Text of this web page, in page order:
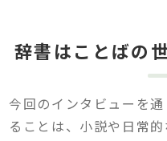
辞書はことばの
今回のインタビューを
ることは、小説や日常